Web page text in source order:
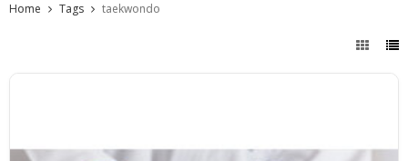
Home Tags taekwondo